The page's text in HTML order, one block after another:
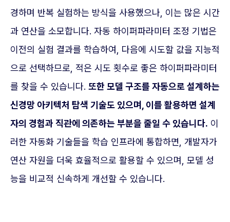
경하며 반복 실험하는 방식을 사용했으나, 이는 많은 시간
과 연산을 소모합니다. 자동 하이퍼파라미터 조정 기법은
이전의 실험 결과를 학습하여, 다음에 시도할 값을 지능적
으로 선택하므로, 적은 시도 횟수로 좋은 하이퍼파라미터
를 찾을 수 있습니다. 또한 모델 구조를 자동으로 설계하는
신경망 아키텍처 탐색 기술도 있으며, 이를 활용하면 설계
자의 경험과 직관에 의존하는 부분을 줄일 수 있습니다. 이
러한 자동화 기술들을 학습 인프라에 통합하면, 개발자가
연산 자원을 더욱 효율적으로 활용할 수 있으며, 모델 성
능을 비교적 신속하게 개선할 수 있습니다.